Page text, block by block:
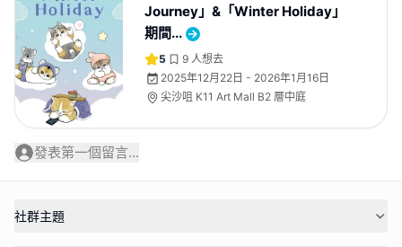
Journey」&「Winter Holiday」
期間...
5 9 人想去
2025年12月22日 - 2026年1月16日
尖沙咀 K11 Art Mall B2 層中庭
發表第一個留言...
社群主題